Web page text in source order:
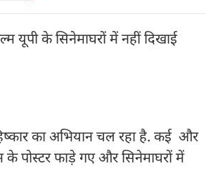
यूपी के सिनेमाघरों में नहीं दिखाई
का अभियान चल रहा है. कई और
पोस्टर फाड़े गए और सिनेमाघरों में